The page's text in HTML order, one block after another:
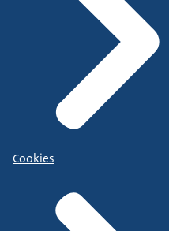
Cookies